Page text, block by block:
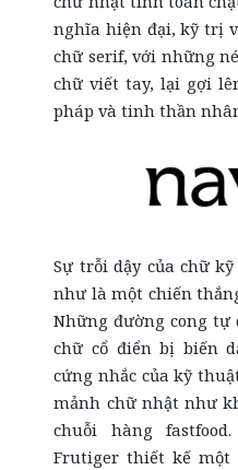
nghĩa hiện đại, kỹ trị
chữ serif, với những
chữ viết tay, lại gợi
pháp và tinh thần
Sự trỗi dậy của chữ
như là một chiến
Những đường cong tự
chữ cổ điển bị biến
cứng nhắc của kỹ
mảnh chữ nhật như
chuỗi hàng
Frutiger thiết kế một